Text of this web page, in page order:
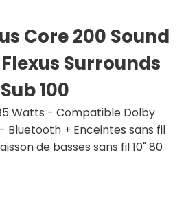
Core 200 Sound
Surrounds
100
Watts - Compatible Dolby
Bluetooth + Enceintes sans fil
de basses sans fil 10" 80